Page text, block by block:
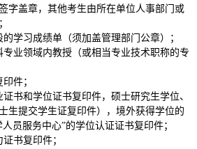
字盖章，其他考生由所在单位人事部门或
的学习成绩单（须加盖管理部门公章）；
专业领域内教授（或相当专业技术职称的专
件；
证书和学位证书复印件，硕士研究生学位、
生提交学生证复印件），境外获得学位的
员服务中心”的学位认证证书复印件；
书复印件；